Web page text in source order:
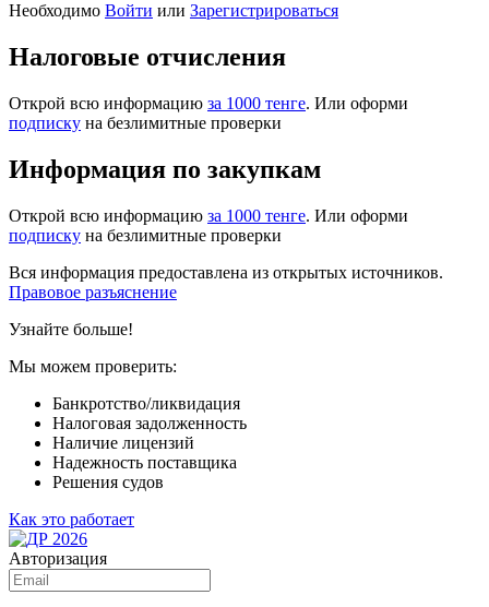
Необходимо Войти или Зарегистрироваться
Налоговые отчисления
Открой всю информацию за 1000 тенге. Или оформи
подписку на безлимитные проверки
Информация по закупкам
Открой всю информацию за 1000 тенге. Или оформи
подписку на безлимитные проверки
Вся информация предоставлена из открытых источников.
Правовое разъяснение
Узнайте больше!
Мы можем проверить:
Банкротство/ликвидация
Налоговая задолженность
Наличие лицензий
Надежность поставщика
Решения судов
Как это работает
Авторизация